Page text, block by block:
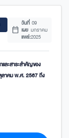
calendar_today
วันที่
เผย
แพร่:
09
มกราคม
2025
ละสาระสำคัญของ
ลาคม พ.ศ. 2567 ถึง